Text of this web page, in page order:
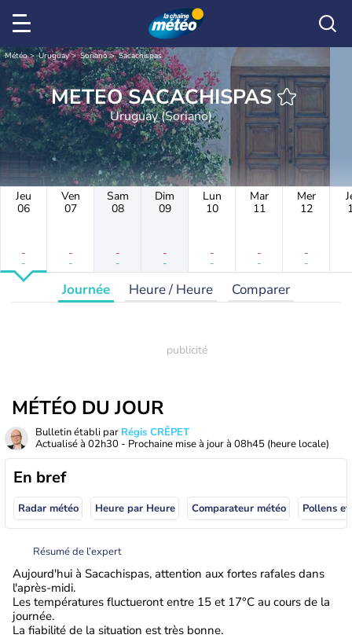
Météo Uruguay Soriano Sacachispas
METEO SACACHISPAS
Uruguay (Soriano)
Jeu
06
-
-
Ven
07
-
-
Sam
08
-
-
Dim
09
-
-
Lun
10
-
-
Mar
11
-
-
Mer
12
-
-
Journée Heure / Heure Comparer
MÉTÉO DU JOUR
Bulletin établi par Régis CRÊPET
Actualisé à 02h30 - Prochaine mise à jour à 08h45 (heure locale)
En bref
Radar météo Heure par Heure Comparateur météo Pollens
Résumé de l’expert
Aujourd'hui à Sacachispas, attention aux fortes rafales dans
l'après-midi.
Les températures fluctueront entre 15 et 17°C au cours de la
journée.
La fiabilité de la situation est très bonne.